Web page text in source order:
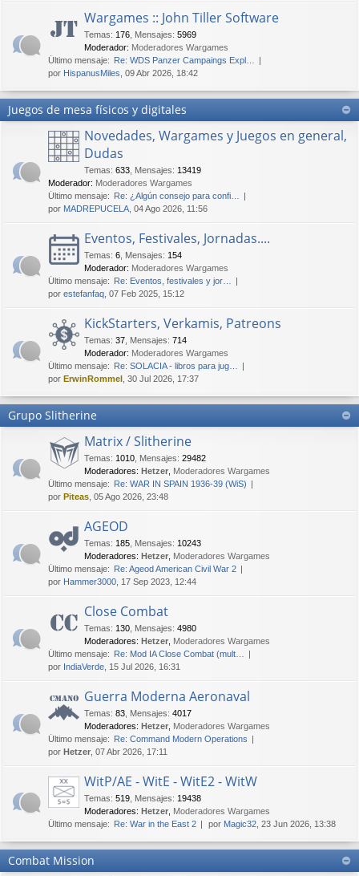
Wargames :: John Tiller Software
Temas: 176 Mensajes: 5969
Moderador: Moderadores Wargames
Último mensaje: Re: WDS Panzer Campaings Expl…
por HispanusMiles , 09 Abr 2026, 18:42
Juegos de mesa físicos y digitales
Novedades, Wargames y Juegos en general,
Dudas
Temas: 633 Mensajes: 13419
Moderador: Moderadores Wargames
Último mensaje: Re: ¿Algún consejo para confi…
por MADREPUCELA , 04 Ago 2026, 11:56
Eventos, Festivales, Jornadas....
Temas: 6 Mensajes: 154
Moderador: Moderadores Wargames
Último mensaje: Re: Eventos, festivales y jor…
por estefanfaq , 07 Feb 2025, 15:12
KickStarters, Verkamis, Patreons
Temas: 37 Mensajes: 714
Moderador: Moderadores Wargames
Último mensaje: Re: SOLACIA - libros para jug…
por ErwinRommel , 30 Jul 2026, 17:37
Grupo Slitherine
Matrix / Slitherine
Temas: 1010 Mensajes: 29482
Moderadores: Hetzer Moderadores Wargames
Último mensaje: Re: WAR IN SPAIN 1936-39 (WiS)
por Piteas , 05 Ago 2026, 23:48
AGEOD
Temas: 185 Mensajes: 10243
Moderadores: Hetzer Moderadores Wargames
Último mensaje: Re: Ageod American Civil War 2
por Hammer3000 , 17 Sep 2023, 12:44
Close Combat
Temas: 130 Mensajes: 4980
Moderadores: Hetzer Moderadores Wargames
Último mensaje: Re: Mod IA Close Combat (mult…
por IndiaVerde , 15 Jul 2026, 16:31
Guerra Moderna Aeronaval
Temas: 83 Mensajes: 4017
Moderadores: Hetzer Moderadores Wargames
Último mensaje: Re: Command Modern Operations
por Hetzer , 07 Abr 2026, 17:11
WitP/AE - WitE - WitE2 - WitW
Temas: 519 Mensajes: 19438
Moderadores: Hetzer Moderadores Wargames
Último mensaje: Re: War in the East 2 por Magic32 , 23 Jun 2026, 13:38
Combat Mission